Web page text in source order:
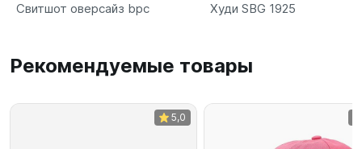
Свитшот оверсайз bpc Худи SBG 1925
Рекомендуемые товары
5,0